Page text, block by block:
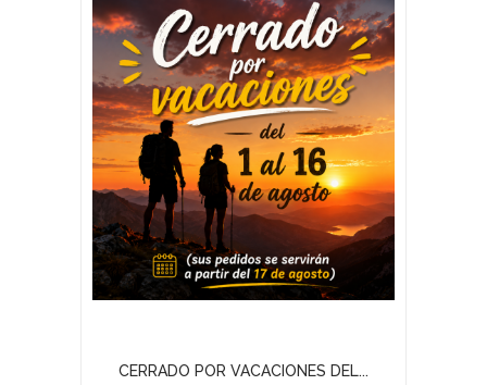
CERRADO POR VACACIONES DEL...